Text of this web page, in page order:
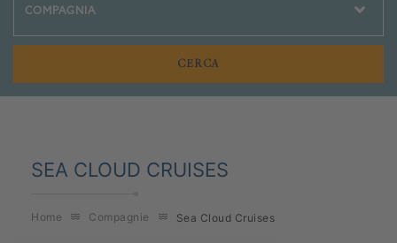
SEA CLOUD CRUISES
Home Compagnie Sea Cloud Cruises